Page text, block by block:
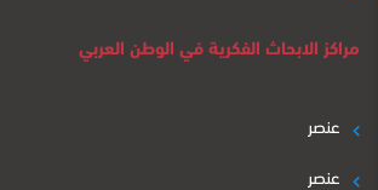
مراكز الابحاث الفكرية في الوطن العربي
عنصر
عنصر